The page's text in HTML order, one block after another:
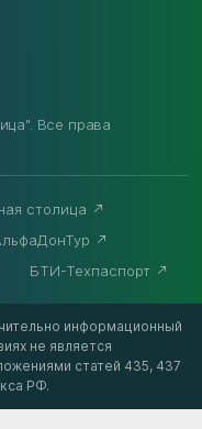
Все права
столица
БТИ-Техпаспорт
информационный
не является
статей 435, 437
РФ.